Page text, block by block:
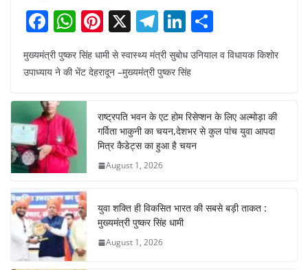
F
a
c
b
o
o
k
W
h
at
A
p
p
Pi
nt
er
e
st
X T
el
e
gr
a
m
Li
n
k
dI
n
ar
मुख्यमंत्री पुष्कर सिंह धामी से स्वास्थ्य मंत्री सुबोध उनियाल व विधायक किशोर
उपाध्याय ने की भेंट देहरादून –मुख्यमंत्री पुष्कर सिंह
राष्ट्रपति भवन के एट होम रिसेप्शन के लिए अल्मोड़ा की
गर्विता भाकुनी का चयन,देशभर से कुल पांच युवा आपदा
मित्र कैडेट्स का हुआ है चयन
August 1, 2026
युवा शक्ति ही विकसित भारत की सबसे बड़ी ताकत :
मुख्यमंत्री पुष्कर सिंह धामी
August 1, 2026